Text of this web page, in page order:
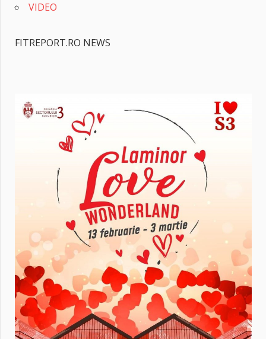
VIDEO
FITREPORT.RO NEWS